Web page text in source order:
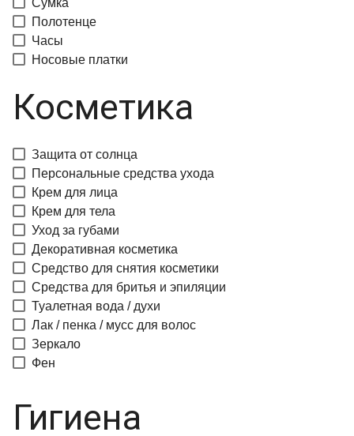
Сумка
Полотенце
Часы
Носовые платки
Косметика
Защита от солнца
Персональные средства ухода
Крем для лица
Крем для тела
Уход за губами
Декоративная косметика
Средство для снятия косметики
Средства для бритья и эпиляции
Туалетная вода / духи
Лак / пенка / мусс для волос
Зеркало
Фен
Гигиена